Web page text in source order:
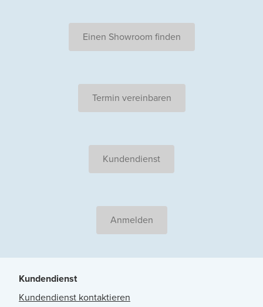
Einen Showroom finden
Termin vereinbaren
Kundendienst
Anmelden
Kundendienst
Kundendienst kontaktieren